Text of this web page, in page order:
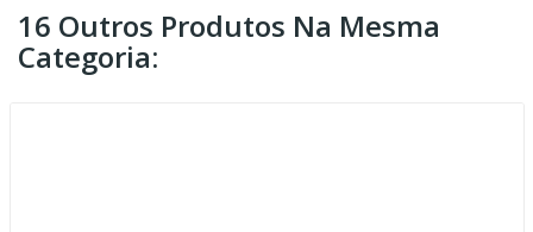
16 Outros Produtos Na Mesma
Categoria: